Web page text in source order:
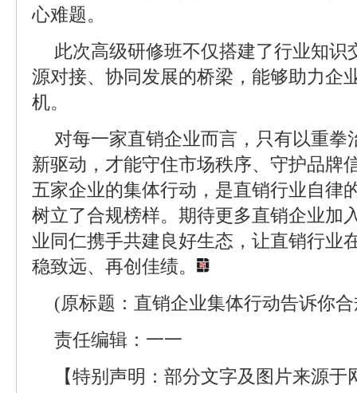
心难题。
此次高级研修班不仅搭建了行业知识
源对接、协同发展的桥梁，能够助力企
机。
对每一家直销企业而言，只有以重拳
新驱动，才能守住市场秩序、守护品牌
五家企业的集体行动，是直销行业自律
树立了合规榜样。期待更多直销企业加
业同仁携手共建良好生态，让直销行业
稳致远、再创佳绩。
(原标题：直销企业集体行动告诉你
责任编辑：一一
【特别声明：部分文字及图片来源